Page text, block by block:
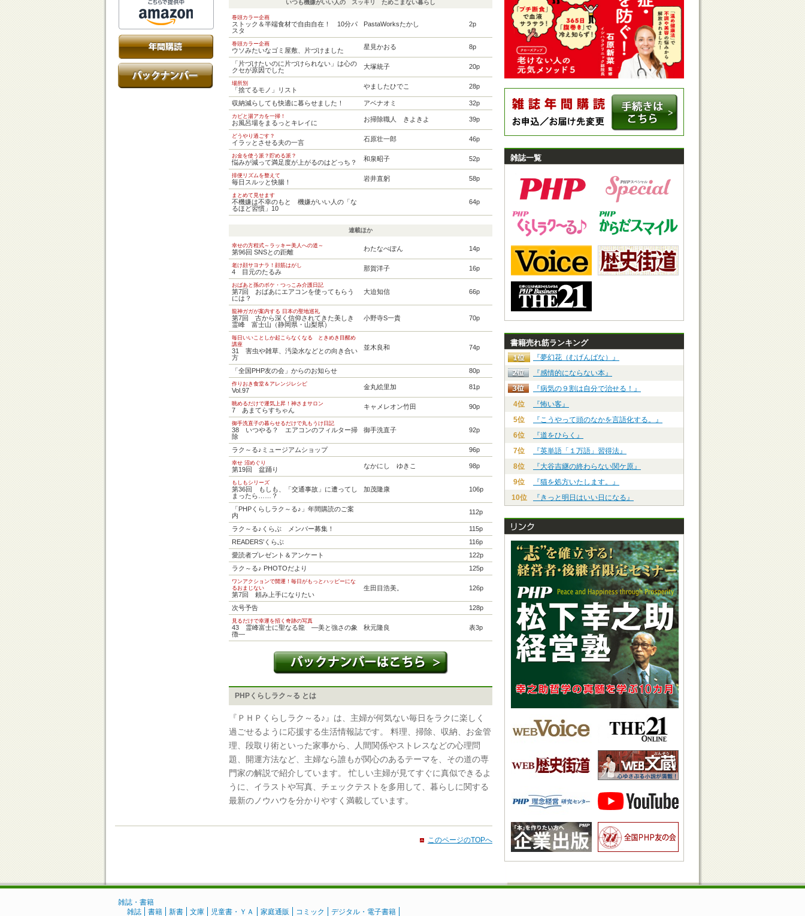
いつも機嫌がいい人の スッキリ ためこまない暮らし
巻頭カラー企画
ストック＆半端食材で自由自在！ 10分パ
スタ
PastaWorksたかし 2p
巻頭カラー企画
ウソみたいなゴミ屋敷、片づけました 星見かおる 8p
「片づけたいのに片づけられない」は心の
クセが原因でした
大塚統子 20p
場所別
「捨てるモノ」リスト やましたひでこ 28p
収納減らしても快適に暮らせました！ アベナオミ 32p
カビと湯アカを一掃！
お風呂場をまるっとキレイに お掃除職人 きよきよ 39p
どうやり過ごす？
イラッとさせる夫の一言 石原壮一郎 46p
お金を使う派？貯める派？
悩みが減って満足度が上がるのはどっち？ 和泉昭子 52p
排便リズムを整えて
毎日スルッと快腸！ 岩井直躬 58p
まとめて見せます
不機嫌は不幸のもと 機嫌がいい人の「な
るほど習慣」10
64p
連載ほか
幸せの方程式～ラッキー美人への道～
第96回 SNSとの距離 わたなべぽん 14p
老け顔サヨナラ！顔筋はがし
4 目元のたるみ 那賀洋子 16p
おばあと孫のボケ・つっこみ介護日記
第7回 おばあにエアコンを使ってもらう
には？
大迫知信 66p
龍神ガガが案内する 日本の聖地巡礼
第7回 古から深く信仰されてきた美しき
霊峰 富士山（静岡県・山梨県）
小野寺S一貴 70p
毎日いいことしか起こらなくなる ときめき目醒め
講座
31 害虫や雑草、汚染水などとの向き合い
方
並木良和 74p
「全国PHP友の会」からのお知らせ 80p
作りおき食堂＆アレンジレシピ
Vol.97 金丸絵里加 81p
眺めるだけで運気上昇！神さまサロン
7 あまてらすちゃん キャメレオン竹田 90p
御手洗直子の暮らせるだけで丸もうけ日記
38 いつやる？ エアコンのフィルター掃
除
御手洗直子 92p
ラク～る♪ミュージアムショップ 96p
幸せ 沼めぐり
第19回 盆踊り なかにし ゆきこ 98p
もしもシリーズ
第36回 もしも、「交通事故」に遭ってし
まったら……？
加茂隆康 106p
「PHPくらしラク～る♪」年間購読のご案
内
112p
ラク～る♪くらぶ メンバー募集！
115p
READERS’くらぶ
116p
愛読者プレゼント＆アンケート
122p
ラク～る♪ PHOTOだより
125p
ワンアクションで開運！毎日がもっとハッピーにな
るおまじない
第7回 頼み上手になりたい
生田目浩美。 126p
次号予告 128p
見るだけで幸運を招く奇跡の写真
43 霊峰富士に聖なる龍 ―美と強さの象
徴―
秋元隆良 表3p
PHPくらしラク～る とは
『ＰＨＰくらしラク～る♪』は、主婦が何気ない毎日をラクに楽しく
過ごせるように応援する生活情報誌です。 料理、掃除、収納、お金管
理、段取り術といった家事から、人間関係やストレスなどの心理問
題、開運方法など、主婦なら誰もが関心のあるテーマを、その道の専
門家の解説で紹介しています。 忙しい主婦が見てすぐに真似できるよ
うに、イラストや写真、チェックテストを多用して、暮らしに関する
最新のノウハウを分かりやすく満載しています。
このページのTOPへ
雑誌一覧
書籍売れ筋ランキング
『夢幻花（むげんばな）』
『感情的にならない本』
『病気の９割は自分で治せる！』
4位
『怖い客』
5位
『こうやって頭のなかを言語化する。』
6位
『道をひらく』
7位
『英単語「１万語」習得法』
8位
『大谷吉継の終わらない関ケ原』
9位
『猫を処方いたします。』
10位
『きっと明日はいい日になる』
雑誌・書籍
雑誌
書籍 新書 文庫 児童書・ＹＡ 家庭通販 コミック デジタル・電子書籍